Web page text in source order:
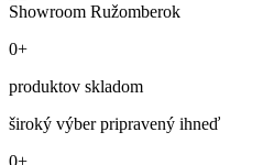
Showroom Ružomberok
0+
produktov skladom
široký výber pripravený ihneď
0+